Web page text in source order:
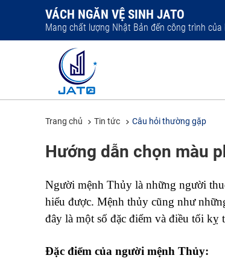
VÁCH NGĂN VỆ SINH JATO
Mang chất lượng Nhật Bản đến công trình của
Trang chủ Tin tức Câu hỏi thường gặp
Hướng dẫn chọn màu
Người mệnh Thủy là những người
hiểu được. Mệnh thủy cũng như
đây là một số đặc điểm và điều tối
Đặc điểm của người mệnh Thủy: